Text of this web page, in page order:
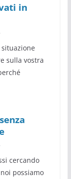
in
sulla vostra
cercando
possiamo